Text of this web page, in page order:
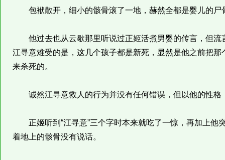
包袱散开，细小的骸骨滚了一地，赫然全都是婴儿的尸
他过去也从云歇那里听说过正姬活煮男婴的传言，但流
江寻意难受的是，这几个孩子都是新死，显然是他之前把
来杀死的。
诚然江寻意救人的行为并没有任何错误，但以他的性格
正姬听到“江寻意”三个字时本来就吃了一惊，再加上他
着地上的骸骨没有说话。